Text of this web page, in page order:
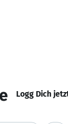
Logg Dich